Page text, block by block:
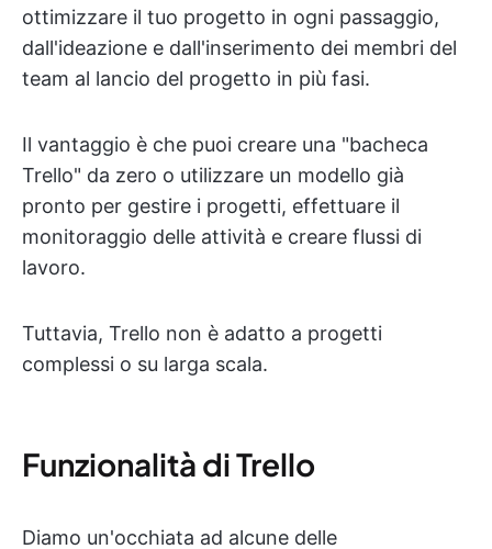
ottimizzare il tuo progetto in ogni passaggio,
dall'ideazione e dall'inserimento dei membri del
team al lancio del progetto in più fasi.
Il vantaggio è che puoi creare una "bacheca
Trello" da zero o utilizzare un modello già
pronto per gestire i progetti, effettuare il
monitoraggio delle attività e creare flussi di
lavoro.
Tuttavia, Trello non è adatto a progetti
complessi o su larga scala.
Funzionalità di Trello
Diamo un'occhiata ad alcune delle